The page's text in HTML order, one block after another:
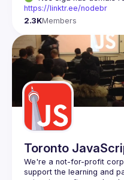
https://linktr.ee/nodebr
2.3KMembers
Toronto
We're a not-for-profit
support the learning and